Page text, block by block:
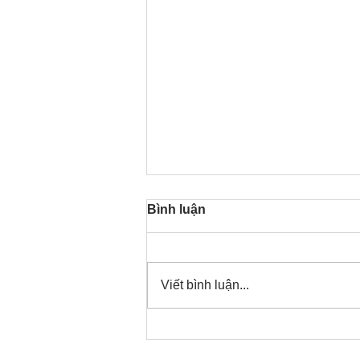
Bình luận
Viết bình luận...